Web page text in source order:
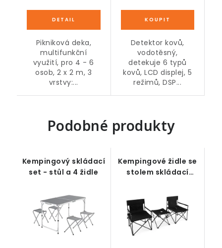
Pikniková deka,
multifunkční
využití, pro 4 - 6
osob, 2 x 2 m, 3
vrstvy:...
Detektor kovů,
vodotěsný,
detekuje 6 typů
kovů, LCD displej, 5
režimů, DSP...
Podobné produkty
Kempingový skládací
set - stůl a 4 židle
Kempingové židle se
stolem skládací